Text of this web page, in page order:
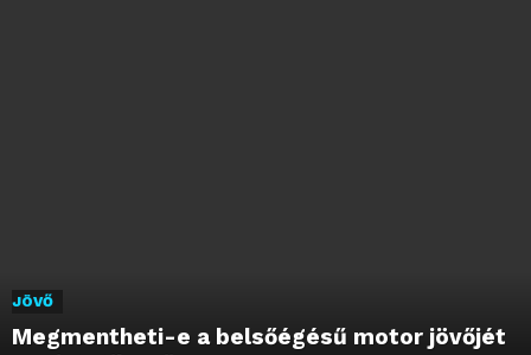
JÖVŐ
Megmentheti-e a belsőégésű motor jövőjét